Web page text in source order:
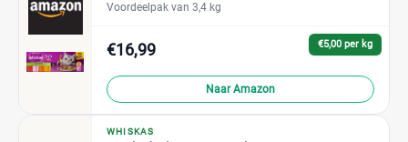
Voordeelpak van 3,4 kg
€5,00 per kg
€16,99
Naar Amazon
WHISKAS